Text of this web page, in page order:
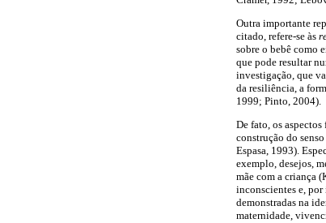
Outra importante
citado, refere-se às
sobre o bebê como
que pode resultar
investigação, que
da resiliência, a
1999; Pinto, 2004).
De fato, os
construção do
Espasa, 1993).
exemplo, desejos,
mãe com a criança
inconscientes e, por
demonstradas na
maternidade,